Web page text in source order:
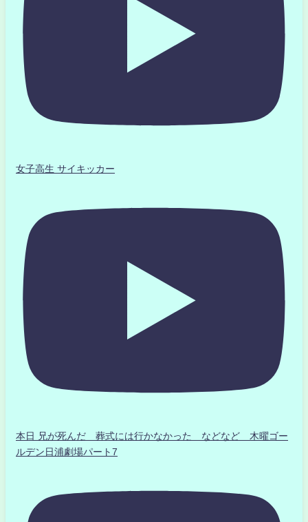
女子高生 サイキッカー
本日 兄が死んだ 葬式には行かなかった などなど 木曜ゴー
ルデン日浦劇場パート7